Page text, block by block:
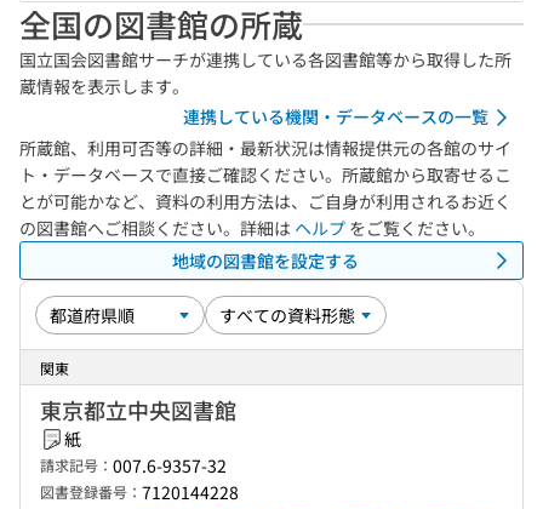
全国の図書館の所蔵
国立国会図書館サーチが連携している各図書館等から取得した所
蔵情報を表示します。
連携している機関・データベースの一覧
所蔵館、利用可否等の詳細・最新状況は情報提供元の各館のサイ
ト・データベースで直接ご確認ください。所蔵館から取寄せるこ
とが可能かなど、資料の利用方法は、ご自身が利用されるお近く
の図書館へご相談ください。詳細は ヘルプ をご覧ください。
地域の図書館を設定する
関東
東京都立中央図書館
紙
請求記号： 007.6-9357-32
図書登録番号： 7120144228